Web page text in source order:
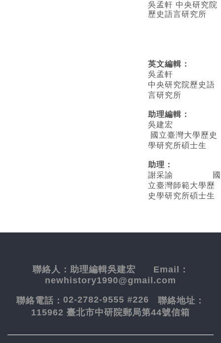
吳孟軒 中央研究院
歷史語言研究所
英文編輯 ：
吳孟軒
中央研究院歷史語
言研究所
助理編輯：
吳建宏
國立臺灣大學歷史
學研究所碩士生
助理：
謝采諭
國
立臺灣師範大學歷
史學研究所碩士生
聯絡人： 助理編輯吳建宏 Email：
newhistory1990@gmail.com
聯絡電話： 02-2782-9555 #226 聯絡地址：
115962 臺北市中研院郵局第44號信箱